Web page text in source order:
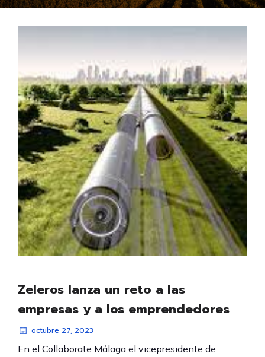
Zeleros lanza un reto a las
empresas y a los emprendedores
octubre 27, 2023
En el Collaborate Málaga el vicepresidente de